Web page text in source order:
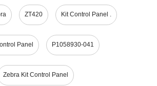
ZT420 Kit Control Panel .
Panel P1058930-041
Zebra Kit Control Panel